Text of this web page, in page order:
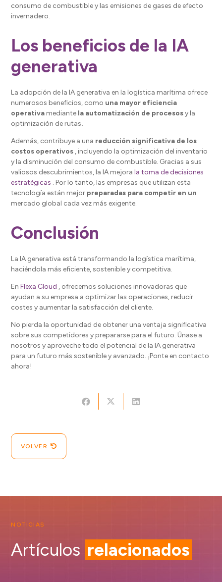
consumo de combustible y las emisiones de gases de efecto
invernadero.
Los beneficios de la IA
generativa
La adopción de la IA generativa en la logística marítima ofrece
numerosos beneficios, como una mayor eficiencia
operativamediante la automatización de procesosy la
optimización de rutas.
Además, contribuye a una reducción significativa de los
costos operativos , incluyendo la optimización del inventario
y la disminución del consumo de combustible. Gracias a sus
valiosos descubrimientos, la IA mejorala toma de decisiones
estratégicas . Por lo tanto, las empresas que utilizan esta
tecnología están mejor preparadas para competir en un
mercado global cada vez más exigente.
Conclusión
La IA generativa está transformando la logística marítima,
haciéndola más eficiente, sostenible y competitiva.
EnFlexa Cloud , ofrecemos soluciones innovadoras que
ayudan a su empresa a optimizar las operaciones, reducir
costes y aumentar la satisfacción del cliente.
No pierda la oportunidad de obtener una ventaja significativa
sobre sus competidores y prepararse para el futuro. Únase a
nosotros y aproveche todo el potencial de la IA generativa
para un futuro más sostenible y avanzado. ¡Ponte en contacto
ahora!
VOLVER
NOTICIAS
Artículos relacionados